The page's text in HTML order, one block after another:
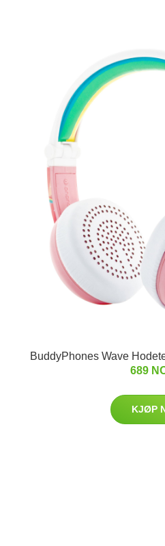
BuddyPhones Wave
689
KJØP